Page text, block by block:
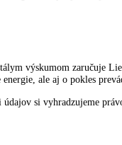
výmeny dorazu dverí